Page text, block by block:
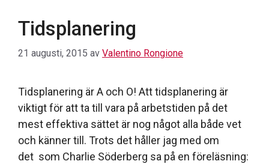
Tidsplanering
21 augusti, 2015 av Valentino Rongione
Tidsplanering är A och O! Att tidsplanering är
viktigt för att ta till vara på arbetstiden på det
mest effektiva sättet är nog något alla både vet
och känner till. Trots det håller jag med om
det som Charlie Söderberg sa på en föreläsning: